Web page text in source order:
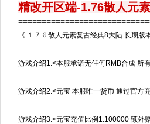
精改开区端-1.76散人元
《 １７６散人元素复古经典8大陆 长期版
游戏介绍1.<本服承诺无任何RMB合成 所
游戏介绍2.<元宝 本服唯一货币 通过官方
游戏介绍3.<元宝充值比例1:100000 额外